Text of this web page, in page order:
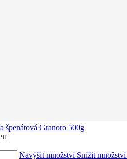
špenátová Granoro 500g
Navýšit množství Snížit